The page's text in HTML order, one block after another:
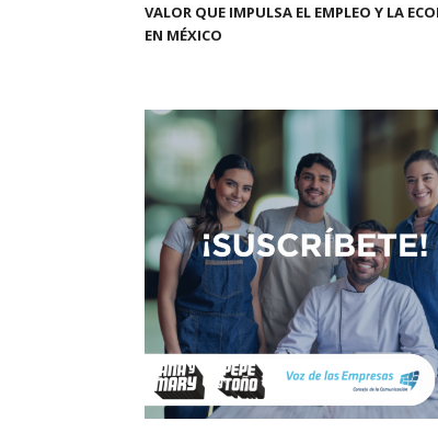
VALOR QUE IMPULSA EL EMPLEO Y LA
EN MÉXICO